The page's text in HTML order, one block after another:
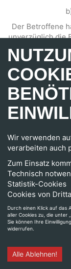
Wir verwenden
verarbeiten auch
Zum Einsatz
Technisch
Statistik-Cookies
Cookies von
Durch einen Klick auf das
aller Cookies zu, die unter
Sie können Ihre
widerrufen.
Alle Ablehnen!
Der Betroffene
unverzüglich die
unvollständiger
einer
Der Betroffene
Daten
Verantwortliche
unverzüglich
aa) Die
die sie
bb) Der
sich die
a oder Artikel 9
cc) Der